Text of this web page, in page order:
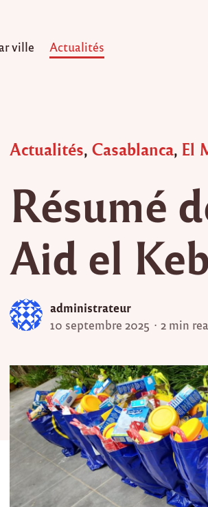
ville Actualités
Posted
Actualités, Casablanca, El
Résumé
Aid el
administrateur
10 septembre 2025 2 min